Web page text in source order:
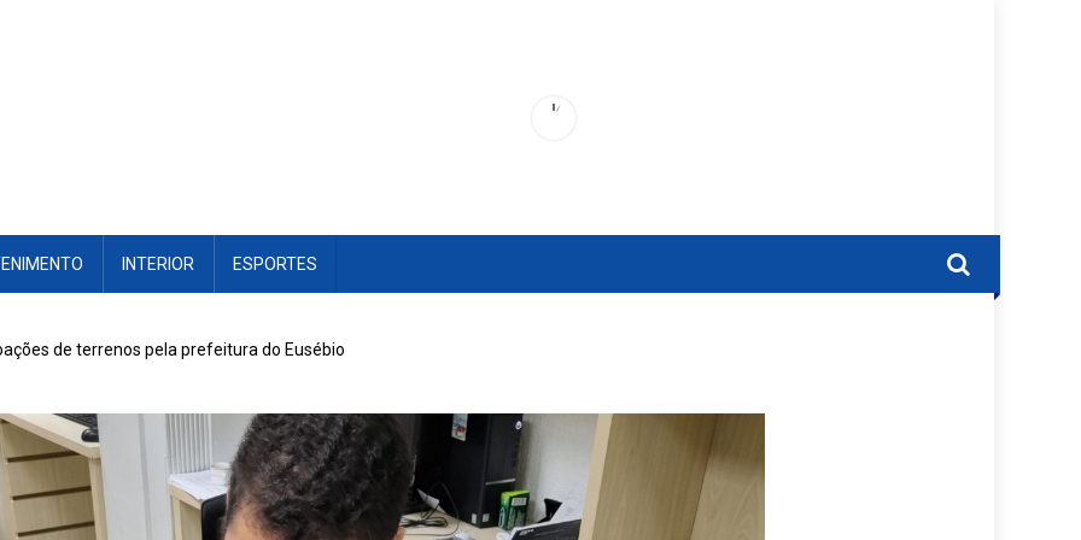
INTERIOR ESPORTES
de terrenos pela prefeitura do Eusébio